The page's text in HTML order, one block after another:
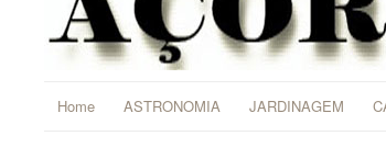
Home ASTRONOMIA JARDINAGEM